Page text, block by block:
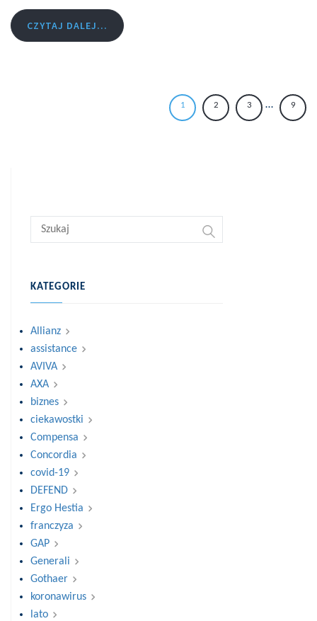
CZYTAJ DALEJ...
1 2 3 … 9
KATEGORIE
Allianz
assistance
AVIVA
AXA
biznes
ciekawostki
Compensa
Concordia
covid-19
DEFEND
Ergo Hestia
franczyza
GAP
Generali
Gothaer
koronawirus
lato